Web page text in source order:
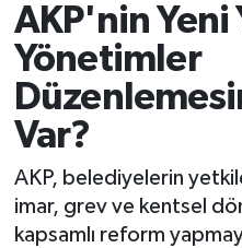
AKP'nin Yeni
Yönetimler
Var?
AKP, belediyelerin
imar, grev ve kentsel
kapsamlı reform